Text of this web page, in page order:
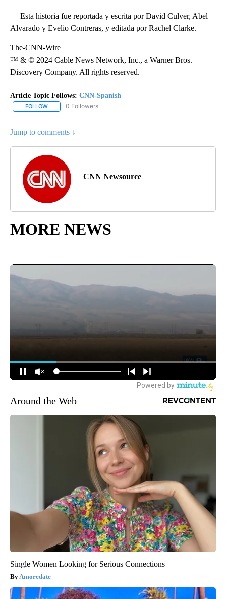
— Esta historia fue reportada y escrita por David Culver, Abel
Alvarado y Evelio Contreras, y editada por Rachel Clarke.
The-CNN-Wire
™ & © 2024 Cable News Network, Inc., a Warner Bros.
Discovery Company. All rights reserved.
Article Topic Follows: CNN-Spanish
FOLLOW FOLLOW "CNN-SPANISH" TO RECEIVE NOTIFICATIONS ABOUT
0 Followers
Jump to comments ↓
CNN Newsource
MORE NEWS
Around the Web
Single Women Looking for Serious Connections
Amoredate